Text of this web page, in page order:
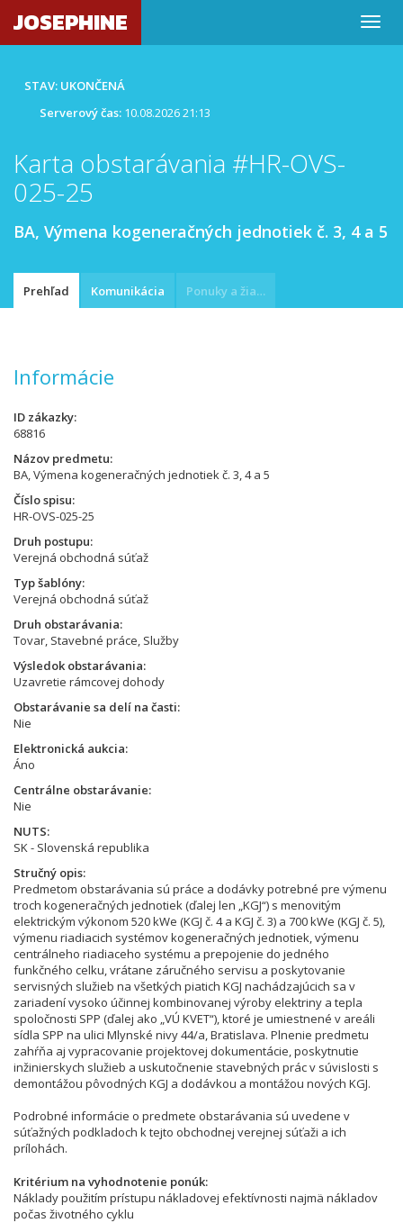
JOSEPHINE
STAV: UKONČENÁ
Serverový čas: 10.08.2026 21:13
Karta obstarávania #HR-OVS-
025-25
BA, Výmena kogeneračných jednotiek č. 3, 4 a 5
Prehľad Komunikácia Ponuky a žiadosti
Informácie
ID zákazky
68816
Názov predmetu
BA, Výmena kogeneračných jednotiek č. 3, 4 a 5
Číslo spisu
HR-OVS-025-25
Druh postupu
Verejná obchodná súťaž
Typ šablóny
Verejná obchodná súťaž
Druh obstarávania
Tovar, Stavebné práce, Služby
Výsledok obstarávania
Uzavretie rámcovej dohody
Obstarávanie sa delí na časti
Nie
Elektronická aukcia
Áno
Centrálne obstarávanie
Nie
NUTS
SK - Slovenská republika
Stručný opis
Predmetom obstarávania sú práce a dodávky potrebné pre výmenu
troch kogeneračných jednotiek (ďalej len „KGJ“) s menovitým
elektrickým výkonom 520 kWe (KGJ č. 4 a KGJ č. 3) a 700 kWe (KGJ č. 5),
výmenu riadiacich systémov kogeneračných jednotiek, výmenu
centrálneho riadiaceho systému a prepojenie do jedného
funkčného celku, vrátane záručného servisu a poskytovanie
servisných služieb na všetkých piatich KGJ nachádzajúcich sa v
zariadení vysoko účinnej kombinovanej výroby elektriny a tepla
spoločnosti SPP (ďalej ako „VÚ KVET“), ktoré je umiestnené v areáli
sídla SPP na ulici Mlynské nivy 44/a, Bratislava. Plnenie predmetu
zahŕňa aj vypracovanie projektovej dokumentácie, poskytnutie
inžinierskych služieb a uskutočnenie stavebných prác v súvislosti s
demontážou pôvodných KGJ a dodávkou a montážou nových KGJ.
Podrobné informácie o predmete obstarávania sú uvedene v
súťažných podkladoch k tejto obchodnej verejnej súťaži a ich
prílohách.
Kritérium na vyhodnotenie ponúk
Náklady použitím prístupu nákladovej efektívnosti najmä nákladov
počas životného cyklu